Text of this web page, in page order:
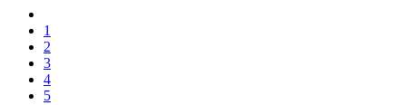
1
2
3
4
5